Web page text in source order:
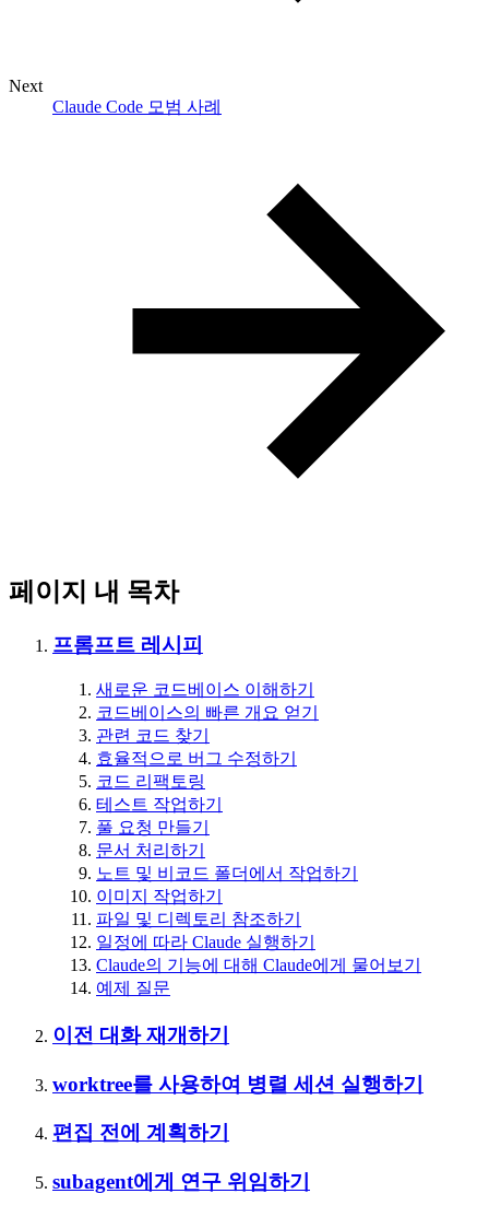
Next
Claude Code 모범 사례
페이지 내 목차
프롬프트 레시피
새로운 코드베이스 이해하기
코드베이스의 빠른 개요 얻기
관련 코드 찾기
효율적으로 버그 수정하기
코드 리팩토링
테스트 작업하기
풀 요청 만들기
문서 처리하기
노트 및 비코드 폴더에서 작업하기
이미지 작업하기
파일 및 디렉토리 참조하기
일정에 따라 Claude 실행하기
Claude의 기능에 대해 Claude에게 물어보기
예제 질문
이전 대화 재개하기
worktree를 사용하여 병렬 세션 실행하기
편집 전에 계획하기
subagent에게 연구 위임하기